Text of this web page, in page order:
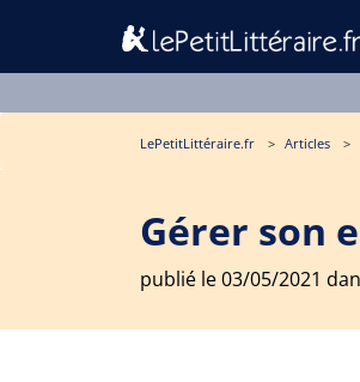
LePetitLittéraire.fr Articles
Gérer son
publié le 03/05/2021